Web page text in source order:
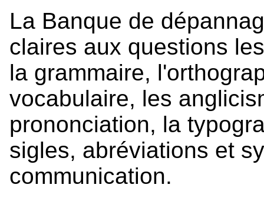
La Banque de
claires aux questions
la grammaire,
vocabulaire, les
prononciation, la
sigles, abréviations et
communication.